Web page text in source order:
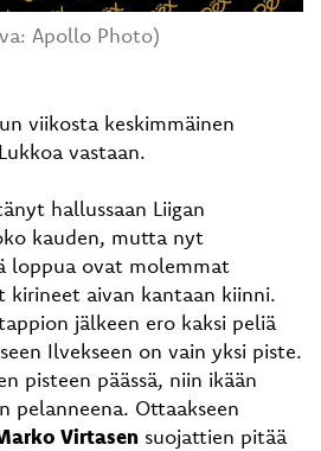
Apollo Photo)
viikosta keskimmäinen
vastaan.
hallussaan Liigan
kauden, mutta nyt
loppua ovat molemmat
kirineet aivan kantaan kiinni.
jälkeen ero kaksi peliä
Ilvekseen on vain yksi piste.
pisteen päässä, niin ikään
pelanneena. Ottaakseen
Virtasen suojattien pitää